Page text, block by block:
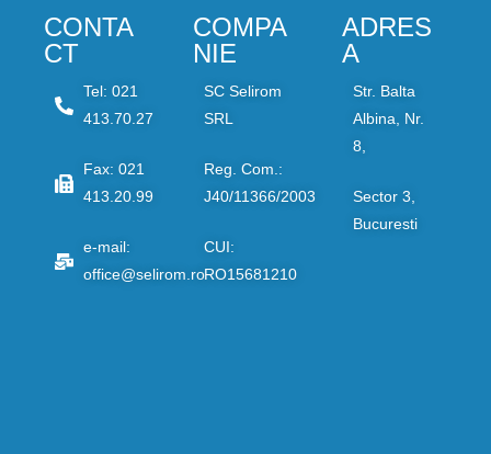
CONTA
CT
Tel: 021
413.70.27
Fax: 021
413.20.99
e-mail:
office@selirom.ro
COMPA
NIE
SC Selirom
SRL
Reg. Com.:
J40/11366/2003
CUI:
RO15681210
ADRES
A
Str. Balta
Albina, Nr.
8,
Sector 3,
Bucuresti